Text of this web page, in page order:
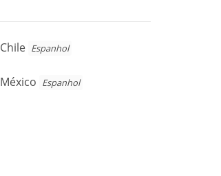
Chile
Chile Espanhol
México
México Espanhol